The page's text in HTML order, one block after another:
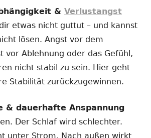
& Verlustangst
etwas nicht guttut – und kannst
lösen. Angst vor dem
vor Ablehnung oder das Gefühl,
nicht stabil zu sein. Hier geht
Stabilität zurückzugewinnen.
& dauerhafte Anspannung
Der Schlaf wird schlechter.
unter Strom. Nach außen wirkt